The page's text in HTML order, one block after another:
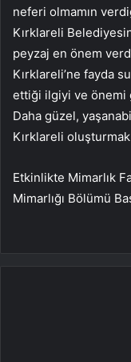
neferi olmamın
Kırklareli
peyzaj en önem
Kırklareli’ne fayda
ettiği ilgiyi ve önemi
Daha güzel,
Kırklareli
Etkinlikte Mimarlık
Mimarlığı Bölümü